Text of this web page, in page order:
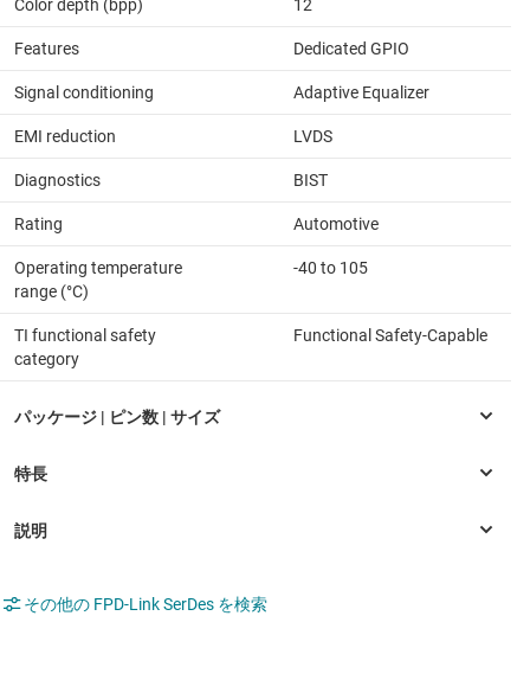
Color depth (bpp) 12
Features Dedicated GPIO
Signal conditioning Adaptive Equalizer
EMI reduction LVDS
Diagnostics BIST
Rating Automotive
Operating temperature
range (°C)
-40 to 105
TI functional safety
category
Functional Safety-Capable
その他の FPD-Link SerDes を検索